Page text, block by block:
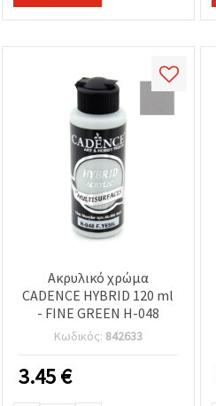
Ακρυλικό χρώμα
CADENCE HYBRID 120 ml
- FINE GREEN H-048
Κωδικός: 842633
3.45€